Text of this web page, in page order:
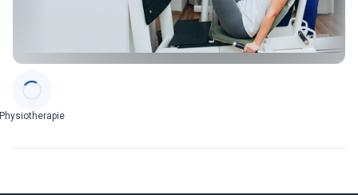
Categories
Physiotherapie